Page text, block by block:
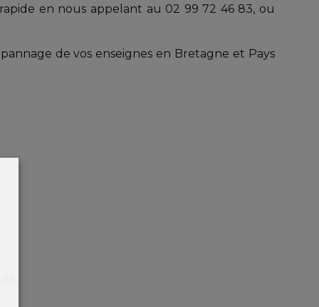
en nous appelant au 02 99 72 46 83, ou
de vos enseignes en Bretagne et Pays